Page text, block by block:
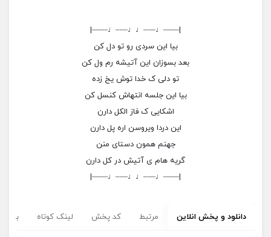
|——♩—–♩♩—–♩——|
بیا این سردی رو تو دل کن
بعد بسوزان این آتیشه رم ول کن
تو دلی ک خدا توش یخ زده
بیا این جلسه انتهاش کنسل کن
اشکایی ک فاز الکل دارن
این دردا ویروسن اره پل دارن
جهنم همون دستای منن
گریه هام ی آتیش در کل دارن
|——♩—–♩♩—–♩——|
دانلود و پخش انلاین مرتبط کد پخش لینک کوتاه